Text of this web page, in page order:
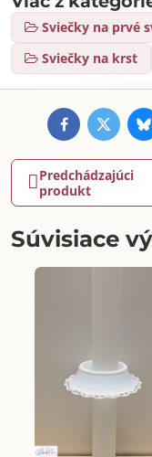
Sviečky na prvé
Sviečky na krst
FacebookTwitter
Predchádzajúci
produkt
Súvisiace